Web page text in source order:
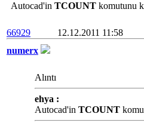
Autocad'in TCOUNT komutunu
66929
12.12.2011 11:58
numerx
Alıntı
ehya :
Autocad'in TCOUNT